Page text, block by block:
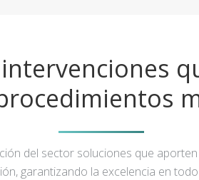
del sector soluciones que
garantizando la excelencia en